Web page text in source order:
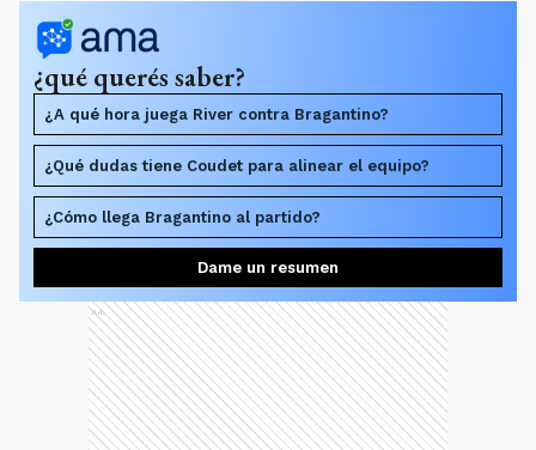
¿qué querés saber?
¿A qué hora juega River contra Bragantino?
¿Qué dudas tiene Coudet para alinear el equipo?
¿Cómo llega Bragantino al partido?
Dame un resumen
Ads